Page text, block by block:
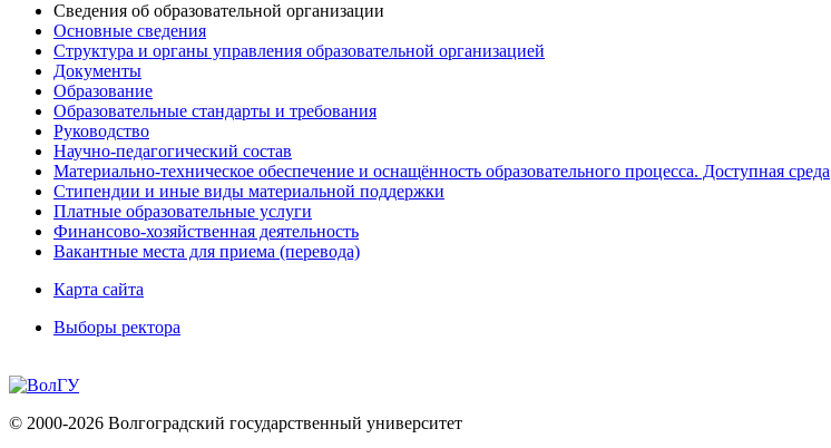
Сведения об образовательной организации
Основные сведения
Структура и органы управления образовательной организацией
Документы
Образование
Образовательные стандарты и требования
Руководство
Научно-педагогический состав
Материально-техническое обеспечение и оснащённость образовательного процесса. Доступная среда
Стипендии и иные виды материальной поддержки
Платные образовательные услуги
Финансово-хозяйственная деятельность
Вакантные места для приема (перевода)
Карта сайта
Выборы ректора
© 2000-2026 Волгоградский государственный университет